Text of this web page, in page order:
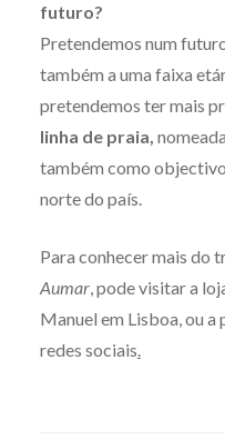
futuro?
Pretendemos num
também a uma faixa
pretendemos ter mais
linha de praia,
também como
norte do país.
Para conhecer mais do
Aumar, pode visitar a
Manuel em Lisboa, ou a
redes sociais.